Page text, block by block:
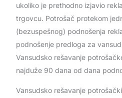
ukoliko je prethodno izjavio
trgovcu. Potrošač protekom
(bezuspešnog) podnošenja
podnošenje predloga za
Vansudsko rešavanje
najduže 90 dana od dana
Vansudsko rešavanje